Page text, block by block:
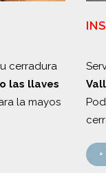
cerradura
las llaves
la mayos